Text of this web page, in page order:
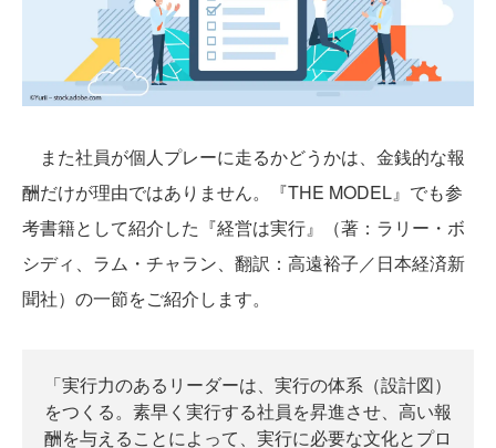
また社員が個人プレーに走るかどうかは、金銭的な報
酬だけが理由ではありません。『THE MODEL』でも参
考書籍として紹介した『経営は実行』（著：ラリー・ボ
シディ、ラム・チャラン、翻訳：高遠裕子／日本経済新
聞社）の一節をご紹介します。
「実行力のあるリーダーは、実行の体系（設計図）
をつくる。素早く実行する社員を昇進させ、高い報
酬を与えることによって、実行に必要な文化とプロ